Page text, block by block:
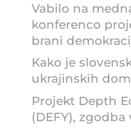
Vabilo na
konferenco
brani
Kako je
ukrajinskih
Projekt Depth
(DEFY),